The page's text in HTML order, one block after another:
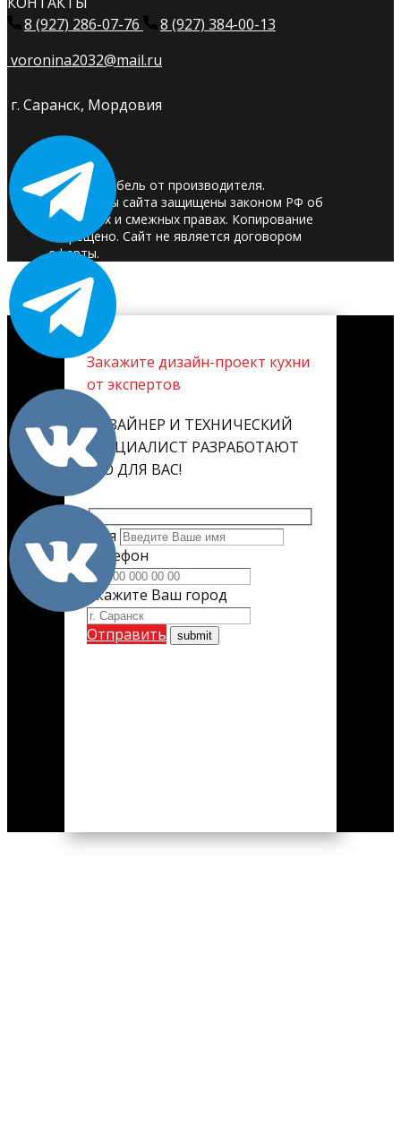
8 (927) 286-07-76
8 (927) 384-00-13
voronina2032@mail.ru
г. Саранск, Мордовия
© 2025. Мебель от производителя.
Материалы сайта защищены законом РФ об
авторских и смежных правах. Копирование
запрещено. Сайт не является договором
оферты.
Закажите дизайн-проект кухни
от экспертов
ДИЗАЙНЕР И ТЕХНИЧЕСКИЙ
СПЕЦИАЛИСТ РАЗРАБОТАЮТ
ЕГО ДЛЯ ВАС!
Имя
Телефон
Укажите Ваш город
Отправить